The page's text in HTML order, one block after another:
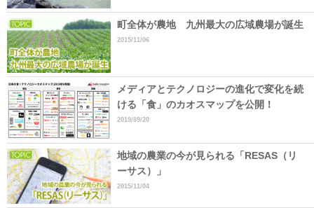
町全体が農地 九州最大の広域農場が誕生
2015/11/06
メディアとテクノロジーの進化で変化を続
ける「食」のカオスマップを公開！
2019/09/20
地域の農業の今が見られる「RESAS（リ
ーサス）」
2015/11/04